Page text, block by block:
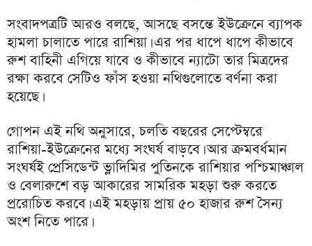
সংবাদপত্রটি আরও বলছে, আসছে বসন্তে ইউক্রেনে ব্যাপক
হামলা চালাতে পারে রাশিয়া। এর পর ধাপে ধাপে কীভাবে
রুশ বাহিনী এগিয়ে যাবে ও কীভাবে ন্যাটো তার মিত্রদের
রক্ষা করবে সেটিও ফাঁস হওয়া নথিগুলোতে বর্ণনা করা
হয়েছে।
গোপন এই নথি অনুসারে, চলতি বছরের সেপ্টেম্বরে
রাশিয়া-ইউক্রেনের মধ্যে সংঘর্ষ বাড়বে। আর ক্রমবর্ধমান
সংঘর্ষই প্রেসিডেন্ট ভ্লাদিমির পুতিনকে রাশিয়ার পশ্চিমাঞ্চাল
ও বেলারুশে বড় আকারের সামরিক মহড়া শুরু করতে
প্ররোচিত করবে। এই মহড়ায় প্রায় ৫০ হাজার রুশ সৈন্য
অংশ নিতে পারে।